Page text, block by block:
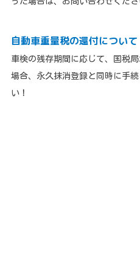
自動車重量税の還付について
車検の残存期間に応じて、国税
場合、永久抹消登録と同時に手
い！